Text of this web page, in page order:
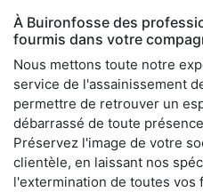
À Buironfosse des
fourmis dans votre
Nous mettons toute notre
service de l'assainissement
permettre de retrouver un
débarrassé de toute
Préservez l'image de votre
clientèle, en laissant nos
l'extermination de toutes vos